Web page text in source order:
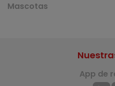
Mascotas
App de